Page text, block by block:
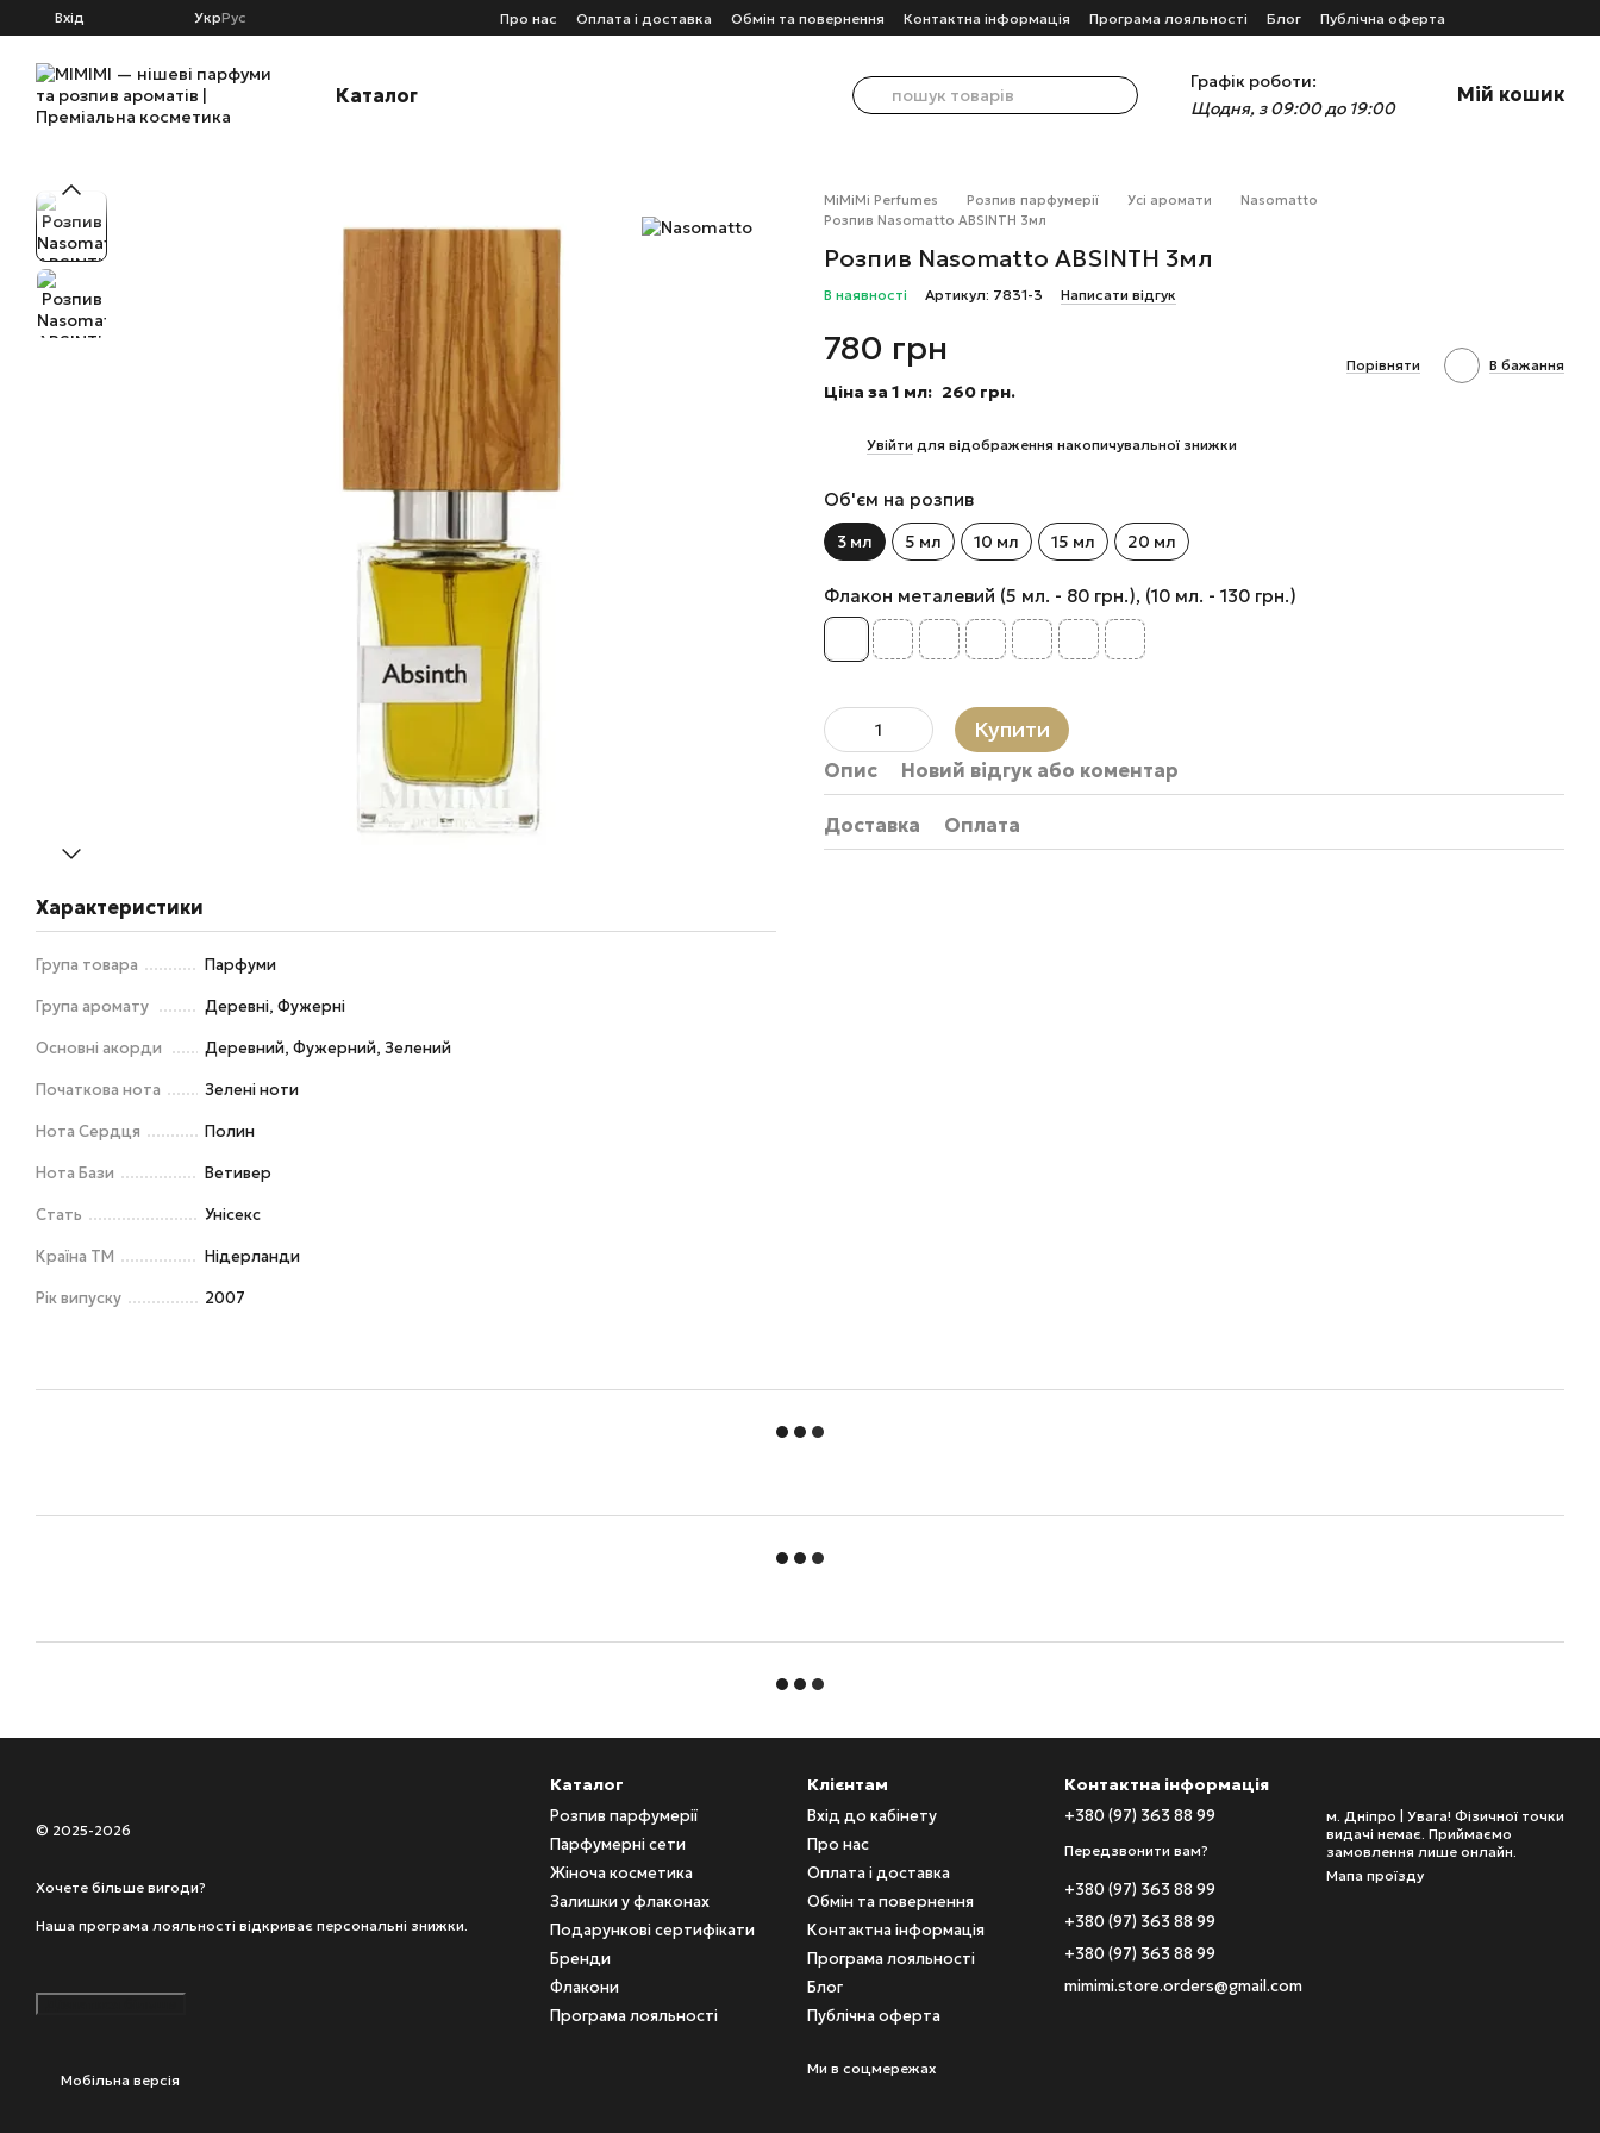
Перейти к основному контенту
Вхід УкрРус Про нас Оплата і доставка Обмін та повернення Контактна інформація Програма лояльності Блог Публічна оферта
Каталог
Графік роботи:
Щодня, з 09:00 до 19:00
Мій кошик
Характеристики
Група товара Парфуми
Група аромату Деревні, Фужерні
Основні акорди Деревний, Фужерний, Зелений
Початкова нота Зелені ноти
Нота Сердця Полин
Нота Бази Ветивер
Стать Унісекс
Країна ТМ Нідерланди
Рік випуску 2007
MiMiMi Perfumes Розпив парфумерії Усі аромати
Nasomatto
Розпив Nasomatto ABSINTH 3мл
Розпив Nasomatto ABSINTH 3мл
В наявності Артикул: 7831-3 Написати відгук
780 грн
Ціна за 1 мл: 260 грн.
Порівняти В бажання
Увійти для відображення накопичувальної знижки
Об'єм на розпив
3 мл 5 мл 10 мл 15 мл 20 мл
Флакон металевий (5 мл. - 80 грн.), (10 мл. - 130 грн.)
Купити
Опис Новий відгук або коментар
Доставка Оплата
© 2025-2026
Хочете більше вигоди?
Наша програма лояльності відкриває персональні знижки.
Мобільна версія
Каталог
Розпив парфумерії
Парфумерні сети
Жіноча косметика
Залишки у флаконах
Подарункові сертифікати
Бренди
Флакони
Програма лояльності
Клієнтам
Вхід до кабінету
Про нас
Оплата і доставка
Обмін та повернення
Контактна інформація
Програма лояльності
Блог
Публічна оферта
Ми в соцмережах
Контактна інформація
+380 (97) 363 88 99
Передзвонити вам?
+380 (97) 363 88 99
+380 (97) 363 88 99
+380 (97) 363 88 99
mimimi.store.orders@gmail.com
м. Дніпро | Увага! Фізичної точки
видачі немає. Приймаємо
замовлення лише онлайн.
Мапа проїзду